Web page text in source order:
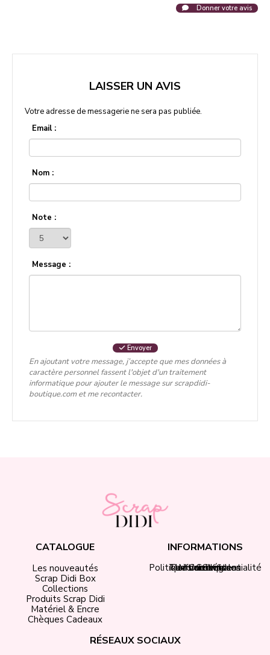
Donner votre avis
LAISSER UN AVIS
Votre adresse de messagerie ne sera pas publiée.
Email :
Nom :
Note :
Message :
Envoyer
En ajoutant votre message, j’accepte que mes données à
caractère personnel fassent l'objet d'un traitement
informatique pour ajouter le message sur scrapdidi-
boutique.com et me recontacter.
CATALOGUE
Les nouveautés
Scrap Didi Box
Collections
Produits Scrap Didi
Matériel & Encre
Chèques Cadeaux
INFORMATIONS
Contact
Mon compte
CGV
Politique de confidentialité
Mentions légales
Tarifs de livraison
RÉSEAUX SOCIAUX